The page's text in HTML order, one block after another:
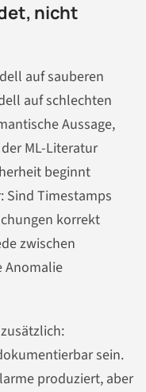
nicht
auf sauberen
auf schlechten
Aussage,
ML-Literatur
beginnt
Sind Timestamps
korrekt
zwischen
Anomalie
sein.
produziert, aber